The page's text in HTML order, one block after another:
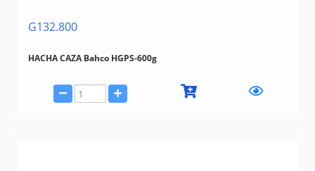
G132.800
HACHA CAZA Bahco HGPS-600g